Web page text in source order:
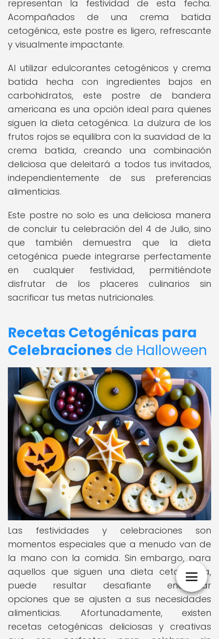
representan la festividad de esta fecha.
Acompañados de una crema batida
cetogénica, este postre es ligero, refrescante
y visualmente impactante.
Al utilizar edulcorantes cetogénicos y crema
batida hecha con ingredientes bajos en
carbohidratos, este postre de bandera
americana es una opción ideal para quienes
siguen la dieta cetogénica. La dulzura de los
frutos rojos se equilibra con la suavidad de la
crema batida, creando una combinación
deliciosa que deleitará a todos tus invitados,
independientemente de sus preferencias
alimenticias.
Este postre no solo es una deliciosa manera
de concluir tu celebración del 4 de Julio, sino
que también demuestra que la dieta
cetogénica puede integrarse perfectamente
en cualquier festividad, permitiéndote
disfrutar de los placeres culinarios sin
sacrificar tus metas nutricionales.
Recetas Cetogénicas para
Celebraciones de Halloween
Las festividades y celebraciones son
momentos especiales que a menudo van de
la mano con la comida. Sin embargo, para
aquellos que siguen una dieta cetogénica,
puede resultar desafiante encontrar
opciones que se ajusten a sus necesidades
alimenticias. Afortunadamente, existen
recetas cetogénicas deliciosas y creativas